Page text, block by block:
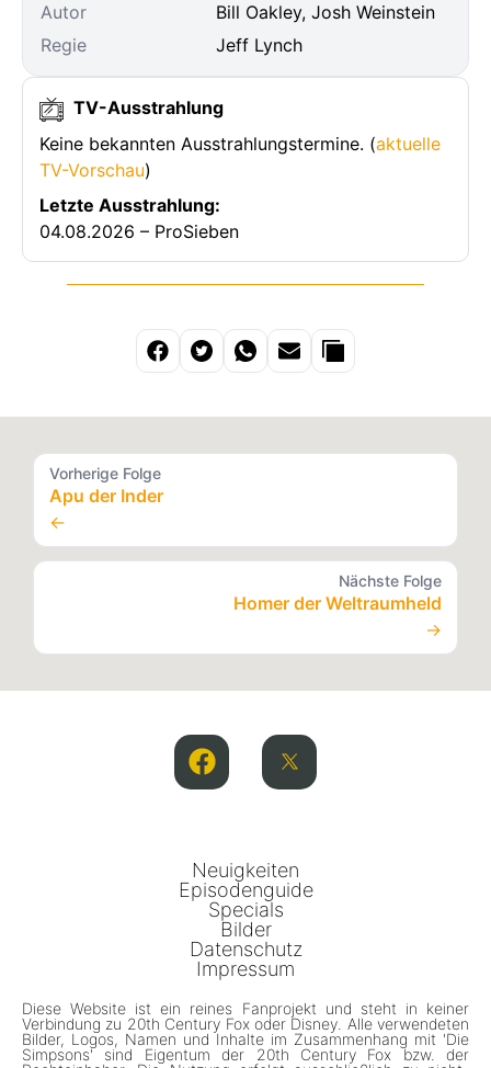
Autor
Bill Oakley, Josh Weinstein
Regie
Jeff Lynch
TV-Ausstrahlung
Keine bekannten Ausstrahlungstermine. (aktuelle
TV-Vorschau)
Letzte Ausstrahlung:
04.08.2026 – ProSieben
Vorherige Folge
Apu der Inder
←
Nächste Folge
Homer der Weltraumheld
→
Neuigkeiten
Episodenguide
Specials
Bilder
Datenschutz
Impressum
Diese Website ist ein reines Fanprojekt und steht in keiner
Verbindung zu 20th Century Fox oder Disney. Alle verwendeten
Bilder, Logos, Namen und Inhalte im Zusammenhang mit 'Die
Simpsons' sind Eigentum der 20th Century Fox bzw. der